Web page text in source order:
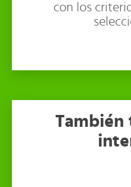
con los
También